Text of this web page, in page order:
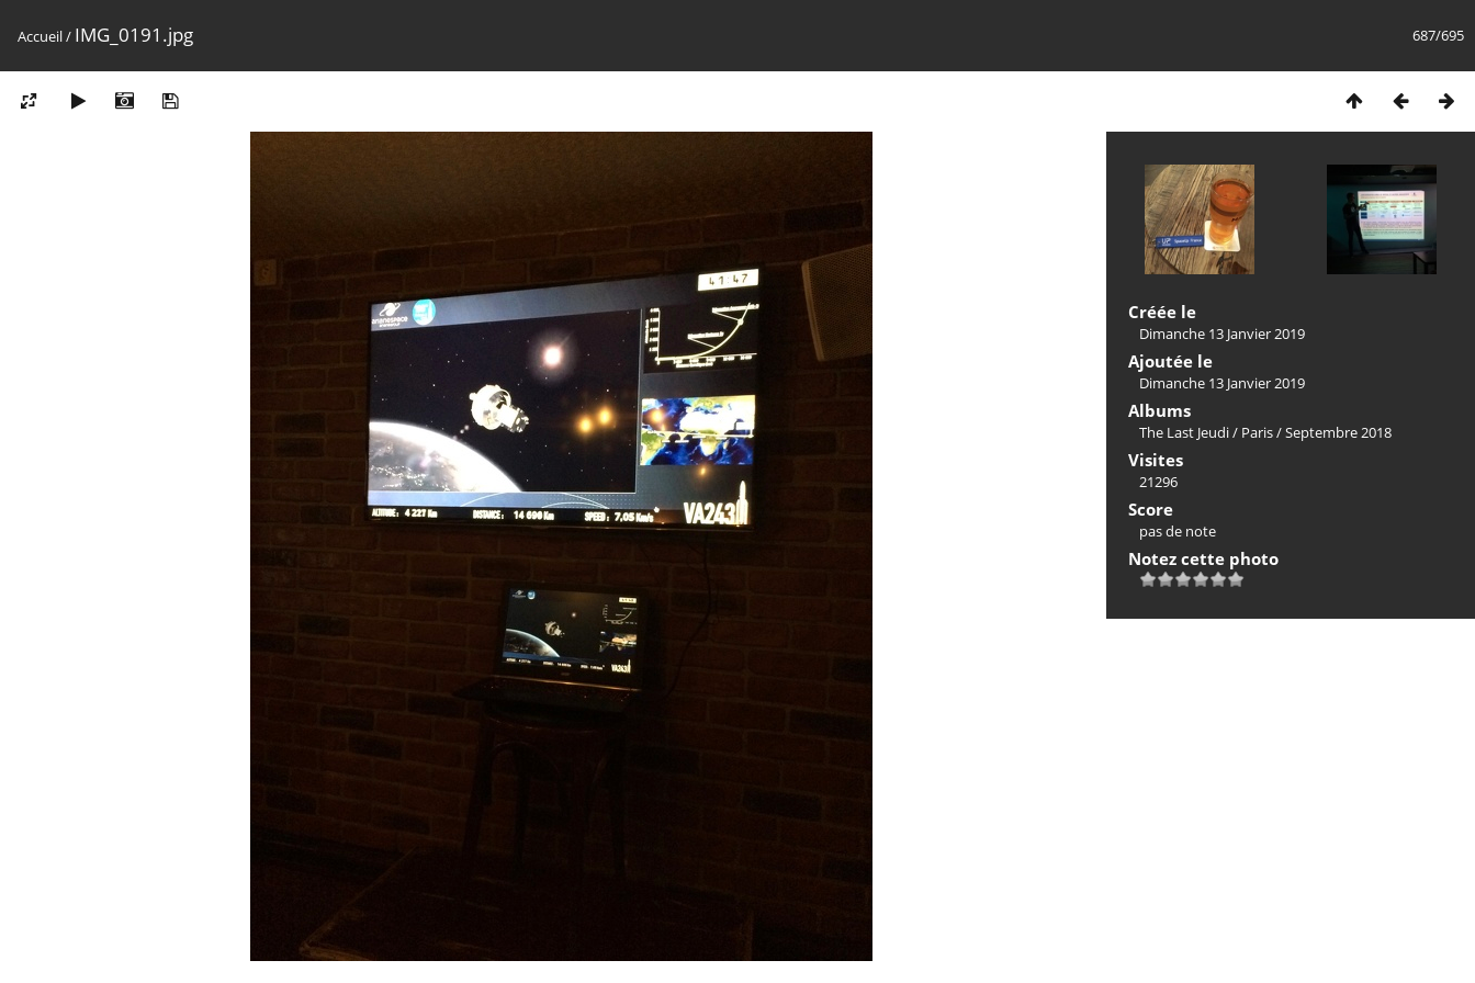
687/695
Accueil/ IMG_0191.jpg
Créée le
Dimanche 13 Janvier 2019
Ajoutée le
Dimanche 13 Janvier 2019
Albums
The Last Jeudi/ Paris/Septembre 2018
Visites
21296
Score
pas de note
Notez cette photo